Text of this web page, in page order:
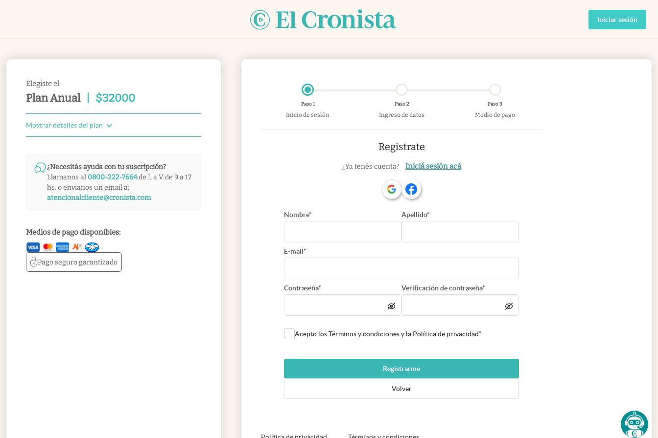
Iniciar sesión
Elegiste el:
Plan Anual $32000
Mostrar detalles del plan
¿Necesitás ayuda con tu suscripción?
Llamanos al 0800-222-7664de L a V de 9 a 17
hs. o envianos un email a:
atencionalcliente@cronista.com
Medios de pago disponibles:
Pago segurogarantizado
Paso 1
Inicio de sesión
Paso 2
Ingreso de datos
Paso 3
Medio de pago
Registrate
¿Ya tenés cuenta? Iniciá sesión acá
Nombre* Apellido*
E-mail*
Contraseña* Verificación de contraseña*
Acepto los Términos y condiciones y la Política de privacidad*
Registrarme
Volver